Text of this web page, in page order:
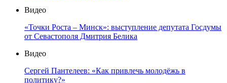
Видео
«Точки Роста – Минск»: выступление депутата Госдумы
от Севастополя Дмитрия Белика
Видео
Сергей Пантелеев: «Как привлечь молодёжь в
политику?»